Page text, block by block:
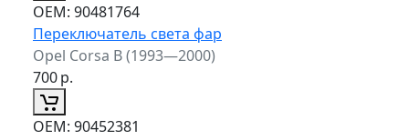
ОЕМ: 90481764
Переключатель света фар
Opel Corsa B (1993—2000)
700р.
ОЕМ: 90452381